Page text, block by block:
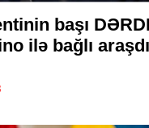
başı
ilə bağlı